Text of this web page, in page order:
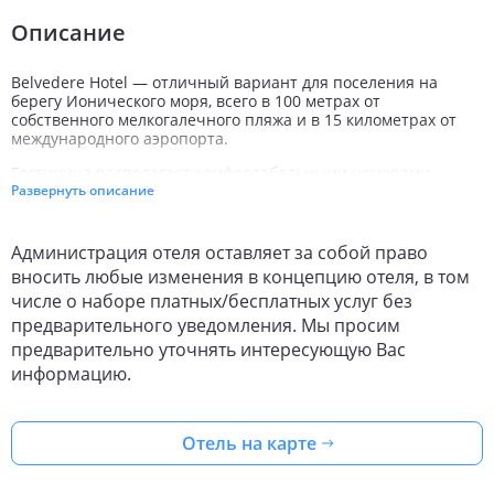
Описание
Belvedere Hotel — отличный вариант для поселения на
берегу Ионического моря, всего в 100 метрах от
собственного мелкогалечного пляжа и в 15 километрах от
международного аэропорта.
Гостиница располагает комфортабельными номерами
разных категорий: двухместными стандартами, студиями и
спутниковым телевидением, телефоном, кухней, а также
ванной комнатой с душем и комплектом туалетных
принадлежностей. Сейф гарантирует сохранность личных
вещей, а кондиционер отвечает за создание комфортного
микроклимата. Большие окна и балконы открывают
прекрасные виды на морское побережье или горные
просторы.
растительностью, зелеными стрижеными газонами. Здесь
же расположен большой открытый бассейн.
Развернуть описание
Администрация отеля оставляет за собой право
вносить любые изменения в концепцию отеля, в том
числе о наборе платных/бесплатных услуг без
предварительного уведомления. Мы просим
предварительно уточнять интересующую Вас
информацию.
Отель на карте